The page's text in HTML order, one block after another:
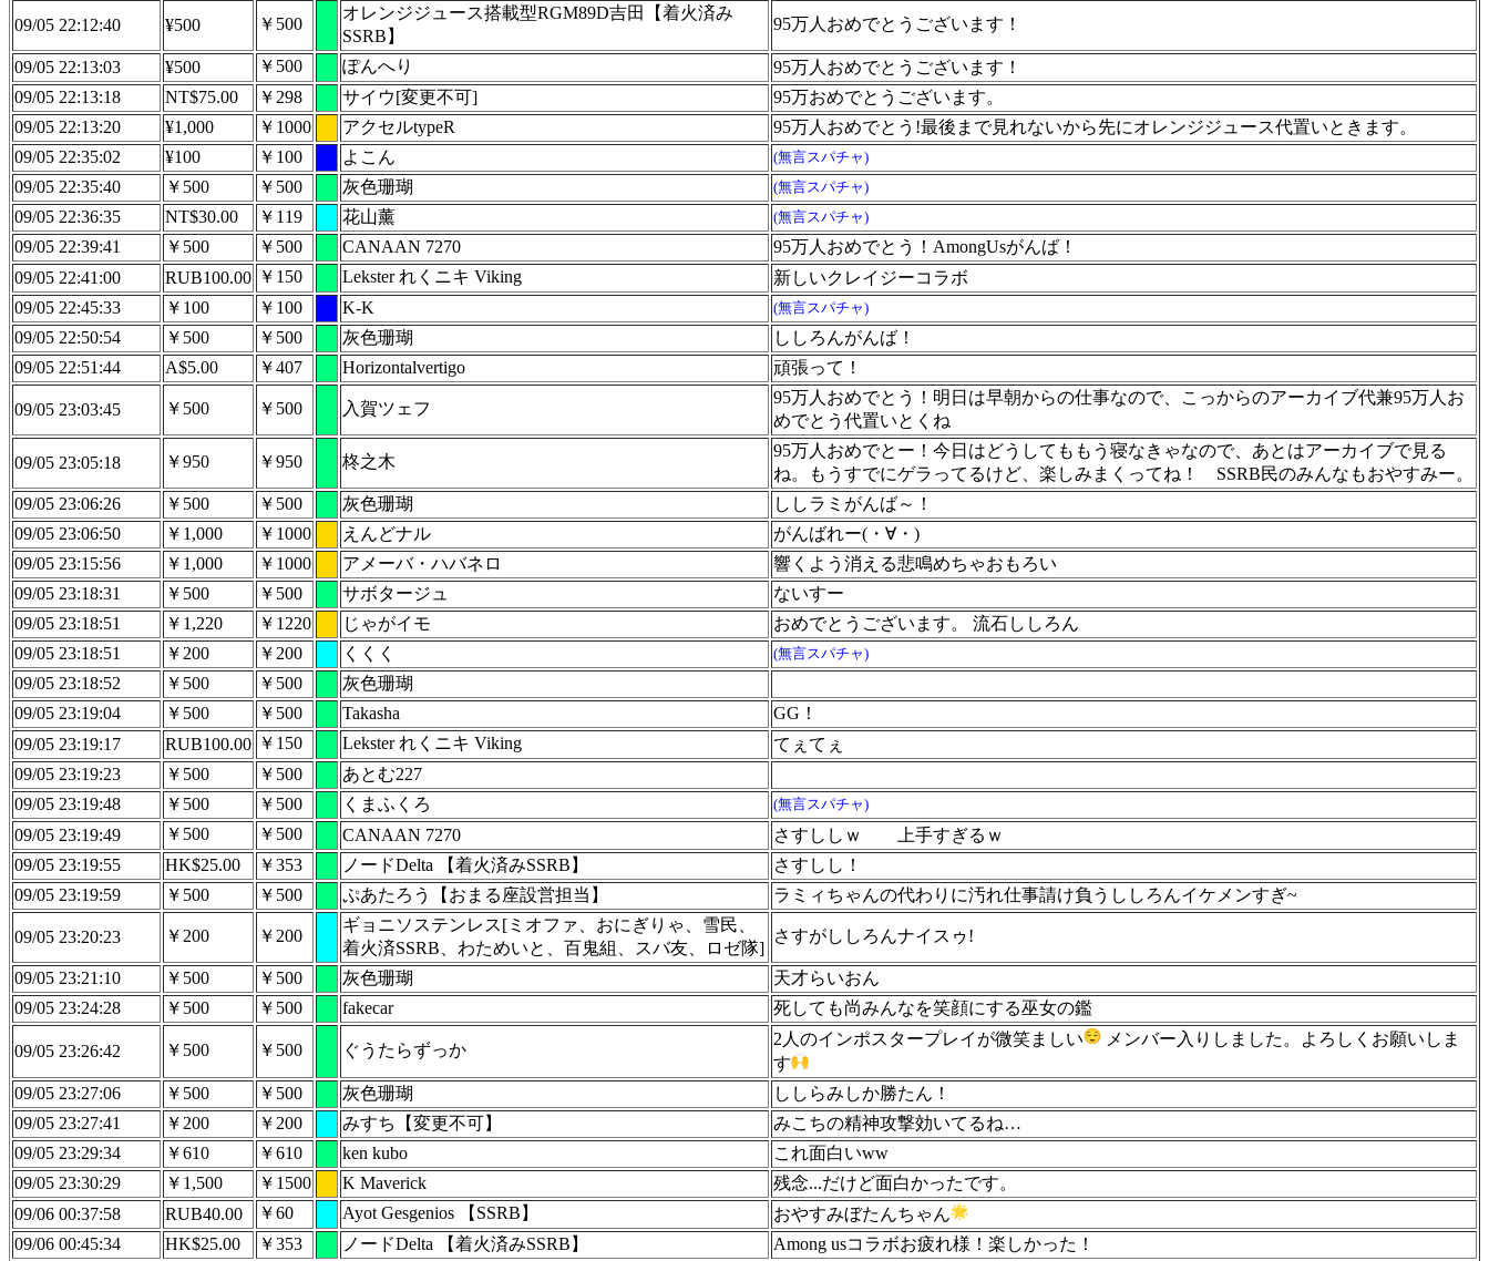
09/05 22:12:40 ¥500 ￥500
オレンジジュース搭載型RGM89D吉田【着火済み
SSRB】
95万人おめでとうございます！
09/05 22:13:03 ¥500 ￥500 ぽんへり
95万人おめでとうございます！
09/05 22:13:18
NT$75.00 ￥298 サイウ[変更不可]
95万おめでとうございます。
09/05 22:13:20
¥1,000 ￥1000 アクセルtypeR
95万人おめでとう!最後まで見れないから先にオレンジジュース代置いときます。
09/05 22:35:02
¥100 ￥100 よこん (無言スパチャ)
09/05 22:35:40 ￥500 ￥500 灰色珊瑚 (無言スパチャ)
09/05 22:36:35 NT$30.00 ￥119 花山薰 (無言スパチャ)
09/05 22:39:41 ￥500 ￥500 CANAAN 7270
95万人おめでとう！AmongUsがんば！
09/05 22:41:00
RUB100.00 ￥150 Lekster れくニキ Viking
新しいクレイジーコラボ
09/05 22:45:33
￥100 ￥100 K-K (無言スパチャ)
09/05 22:50:54 ￥500 ￥500 灰色珊瑚
ししろんがんば！
09/05 22:51:44
A$5.00 ￥407 Horizontalvertigo 頑張って！
09/05 23:03:45 ￥500 ￥500 入賀ツェフ
95万人おめでとう！明日は早朝からの仕事なので、こっからのアーカイブ代兼95万人お
めでとう代置いとくね
09/05 23:05:18 ￥950 ￥950 柊之木
95万人おめでとー！今日はどうしてももう寝なきゃなので、あとはアーカイブで見る
ね。もうすでにゲラってるけど、楽しみまくってね！ SSRB民のみんなもおやすみー。
09/05 23:06:26
￥500 ￥500 灰色珊瑚
ししラミがんば～！
09/05 23:06:50
￥1,000 ￥1000 えんどナル
がんばれー(・∀・)
09/05 23:15:56
￥1,000 ￥1000 アメーバ・ハバネロ
響くよう消える悲鳴めちゃおもろい
09/05 23:18:31
￥500 ￥500 サボタージュ
ないすー
09/05 23:18:51
￥1,220 ￥1220 じゃがイモ
おめでとうございます。 流石ししろん
09/05 23:18:51
￥200 ￥200 くくく (無言スパチャ)
09/05 23:18:52 ￥500 ￥500
灰色珊瑚
09/05 23:19:04
￥500 ￥500 Takasha
GG！
09/05 23:19:17
RUB100.00 ￥150 Lekster れくニキ Viking
てぇてぇ
09/05 23:19:23
￥500 ￥500
あとむ227
09/05 23:19:48
￥500 ￥500 くまふくろ (無言スパチャ)
09/05 23:19:49 ￥500 ￥500 CANAAN 7270 さすししｗ
上手すぎるｗ
09/05 23:19:55
HK$25.00 ￥353 ノードDelta 【着火済みSSRB】
さすしし！
09/05 23:19:59
￥500 ￥500 ぷあたろう【おまる座設営担当】 ラミィちゃんの代わりに汚れ仕事請け負うししろんイケメンすぎ~
09/05 23:20:23 ￥200 ￥200
ギョニソステンレス[ミオファ、おにぎりゃ、雪民、
着火済SSRB、わためいと、百鬼組、スバ友、ロゼ隊]
さすがししろんナイスゥ!
09/05 23:21:10 ￥500 ￥500 灰色珊瑚
天才らいおん
09/05 23:24:28
￥500 ￥500 fakecar 死しても尚みんなを笑顔にする巫女の鑑
09/05 23:26:42 ￥500 ￥500 ぐうたらずっか
2人のインポスタープレイが微笑ましい
メンバー入りしました。よろしくお願いしま
す
09/05 23:27:06
￥500 ￥500 灰色珊瑚
ししらみしか勝たん！
09/05 23:27:41
￥200 ￥200 みすち【変更不可】
みこちの精神攻撃効いてるね…
09/05 23:29:34
￥610 ￥610 ken kubo
これ面白いww
09/05 23:30:29
￥1,500 ￥1500 K Maverick
残念...だけど面白かったです。
09/06 00:37:58
RUB40.00 ￥60 Ayot Gesgenios 【SSRB】
おやすみぼたんちゃん
09/06 00:45:34
HK$25.00 ￥353 ノードDelta 【着火済みSSRB】 Among usコラボお疲れ様！楽しかった！